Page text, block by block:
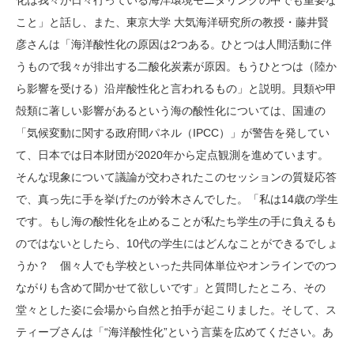
こと」と話し、また、東京大学 大気海洋研究所の教授・藤井賢
彦さんは「海洋酸性化の原因は2つある。ひとつは人間活動に伴
うもので我々が排出する二酸化炭素が原因。もうひとつは（陸か
ら影響を受ける）沿岸酸性化と言われるもの」と説明。貝類や甲
殻類に著しい影響があるという海の酸性化については、国連の
「気候変動に関する政府間パネル（IPCC）」が警告を発してい
て、日本では日本財団が2020年から定点観測を進めています。
そんな現象について議論が交わされたこのセッションの質疑応答
で、真っ先に手を挙げたのが鈴木さんでした。「私は14歳の学生
です。もし海の酸性化を止めることが私たち学生の手に負えるも
のではないとしたら、10代の学生にはどんなことができるでしょ
うか？ 個々人でも学校といった共同体単位やオンラインでのつ
ながりも含めて聞かせて欲しいです」と質問したところ、その
堂々とした姿に会場から自然と拍手が起こりました。そして、ス
ティーブさんは「“海洋酸性化”という言葉を広めてください。あ